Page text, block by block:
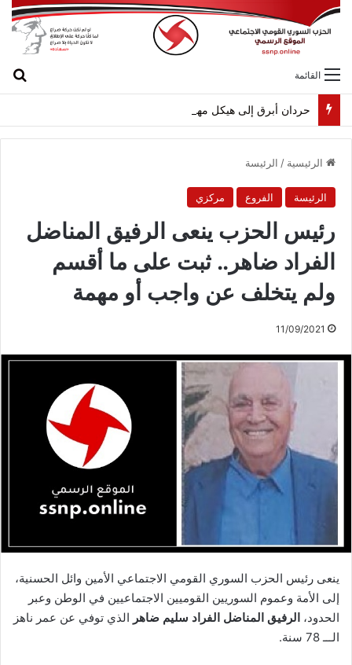
القائمة
حردان أبرق إلى هيكل مهنئاً بمناسبة عيد الجيش
الرئيسية / الرئيسة
الرئيسة الفروع مركزي
رئيس الحزب ينعى الرفيق المناضل
الفراد ضاهر.. ثبت على ما أقسم
ولم يتخلف عن واجب أو مهمة
11/09/2021
ينعى رئيس الحزب السوري القومي الاجتماعي الأمين وائل الحسنية،
إلى الأمة وعموم السوريين القوميين الاجتماعيين في الوطن وعبر
الحدود، الرفيق المناضل الفراد سليم ضاهر الذي توفي عن عمر ناهز
الـــ 78 سنة.